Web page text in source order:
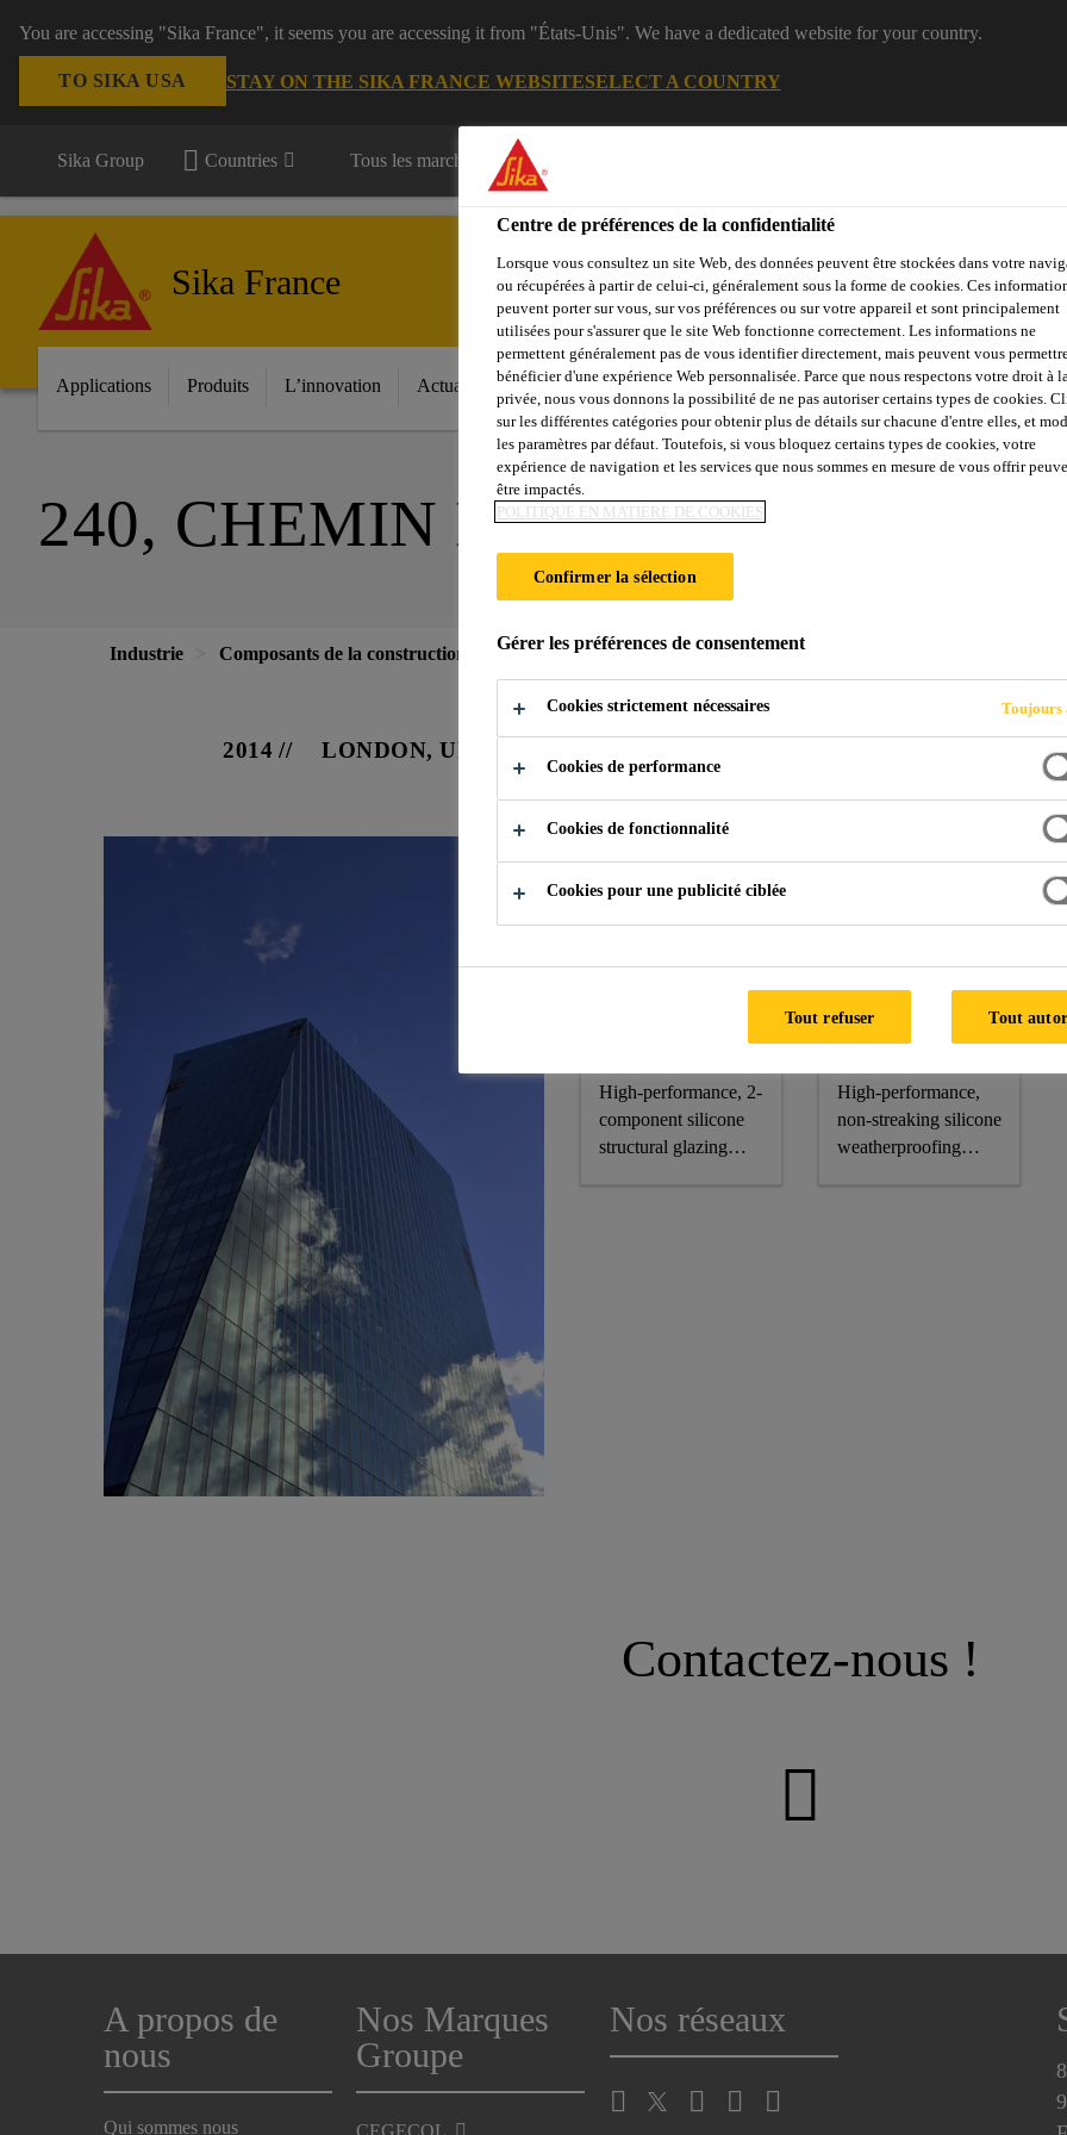
You are accessing "Sika France", it seems you are accessing it from "États-Unis". We have a dedicated website for your country.
TO SIKA USA STAY ON THE SIKA FRANCE WEBSITESELECT A COUNTRY
Sika Group Countries Tous les marchés
Sika France
Applications Produits L’innovation Actualités Evénements A propos de Sika Sika Academy
240, CHEMIN BLACKFRIARS
Industrie Composants de la construction Façade 240, chemin Blackfriars
2014 LONDON, UNITED KINGDOM
Façade par:Scheldebouw
High-performance, 2-
component silicone
structural glazing
Sikasil® WS-
605 S
High-performance,
non-streaking silicone
weatherproofing
Contactez-nous !
A propos de
nous
Qui sommes nous
Nos Marques
Groupe
Nos réseaux
Centre de préférences de la confidentialité
Lorsque vous consultez un site Web, des données peuvent être stockées dans votre
ou récupérées à partir de celui-ci, généralement sous la forme de cookies. Ces
peuvent porter sur vous, sur vos préférences ou sur votre appareil et sont principalement
utilisées pour s'assurer que le site Web fonctionne correctement. Les informations ne
permettent généralement pas de vous identifier directement, mais peuvent vous
bénéficier d'une expérience Web personnalisée. Parce que nous respectons votre droit à
privée, nous vous donnons la possibilité de ne pas autoriser certains types de cookies.
sur les différentes catégories pour obtenir plus de détails sur chacune d'entre elles, et
les paramètres par défaut. Toutefois, si vous bloquez certains types de cookies, votre
expérience de navigation et les services que nous sommes en mesure de vous offrir
être impactés.
POLITIQUE EN MATIÈRE DE COOKIES
Confirmer la sélection
Gérer les préférences de consentement
Cookies strictement nécessaires Toujours
Cookies de performance
Cookies de fonctionnalité
Cookies pour une publicité ciblée
Tout refuser Tout